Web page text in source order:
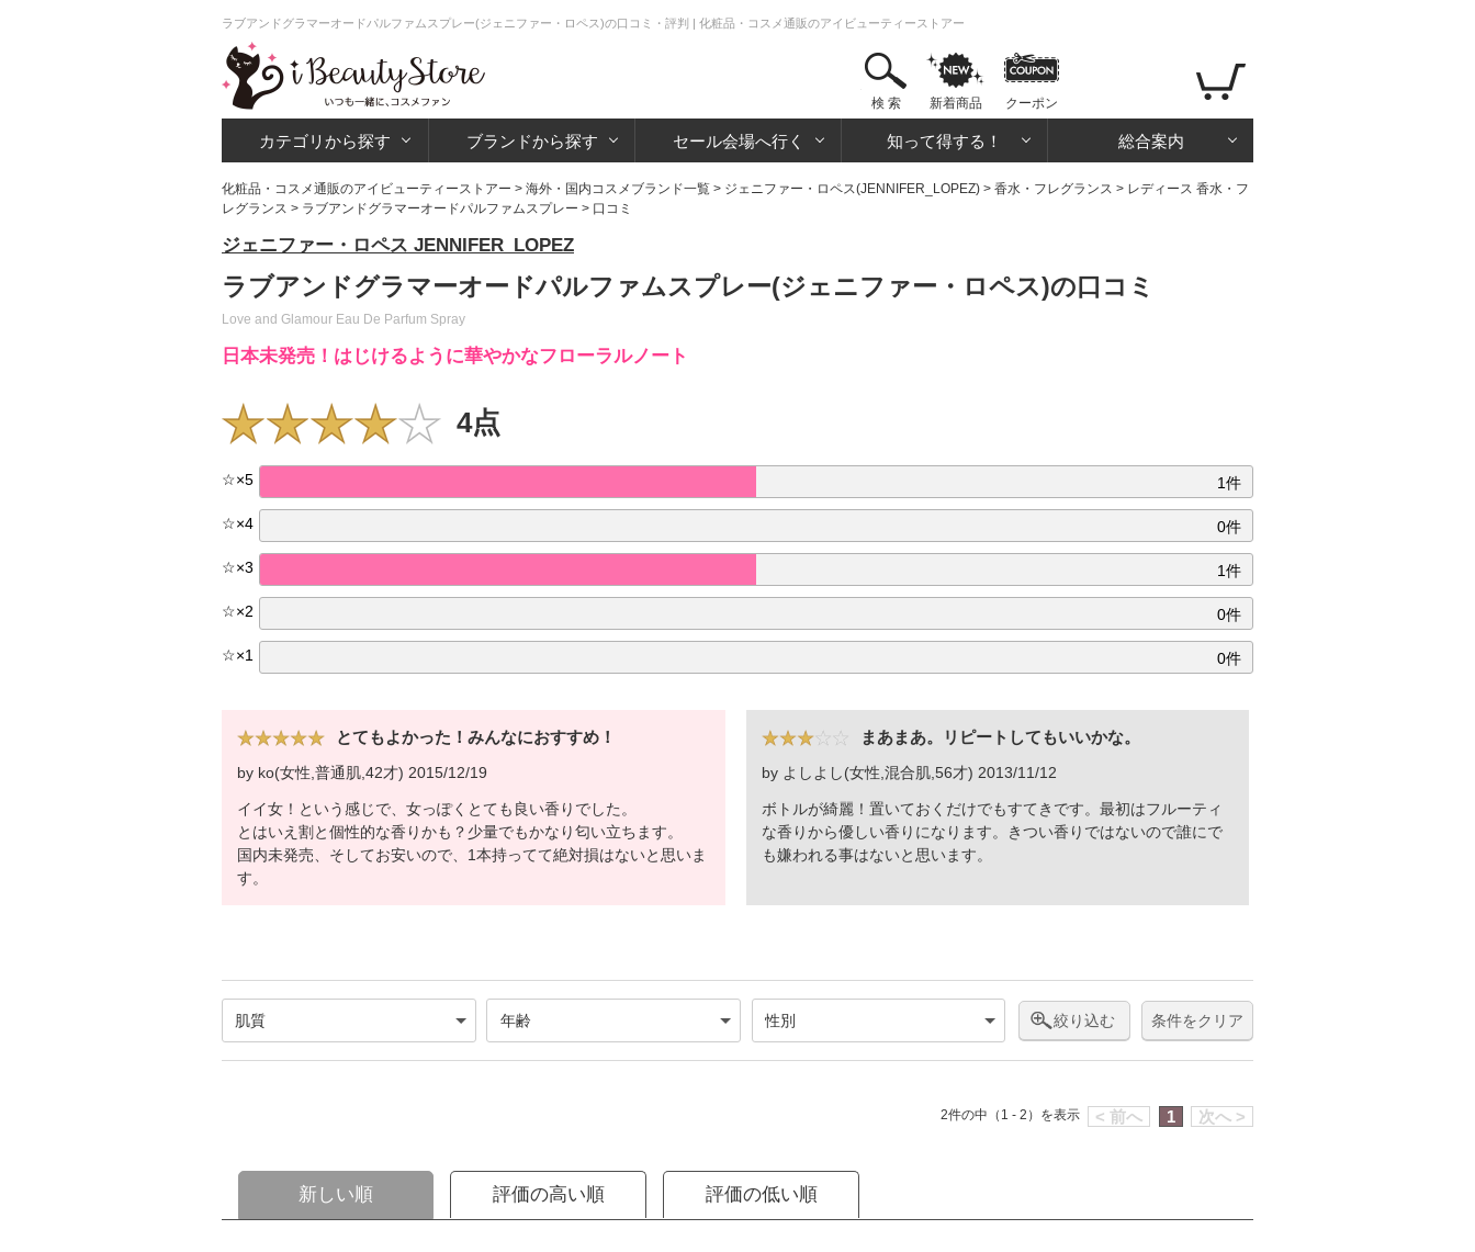
ラブアンドグラマーオードパルファムスプレー(ジェニファー・ロペス)の口コミ・評判 | 化粧品・コスメ通販のアイビューティーストアー
検 索 新着商品 クーポン
カテゴリから探す ブランドから探す セール会場へ行く 知って得する！ 総合案内
化粧品・コスメ通販のアイビューティーストアー > 海外・国内コスメブランド一覧 > ジェニファー・ロペス(JENNIFER_LOPEZ) > 香水・フレグランス > レディース 香水・フ
レグランス > ラブアンドグラマーオードパルファムスプレー > 口コミ
ジェニファー・ロペス JENNIFER_LOPEZ
ラブアンドグラマーオードパルファムスプレー(ジェニファー・ロペス)の口コミ
Love and Glamour Eau De Parfum Spray
日本未発売！はじけるように華やかなフローラルノート
4点
☆×5 1件
☆×4 0件
☆×3 1件
☆×2 0件
☆×1 0件
とてもよかった！みんなにおすすめ！
by ko(女性,普通肌,42才) 2015/12/19
イイ女！という感じで、女っぽくとても良い香りでした。
とはいえ割と個性的な香りかも？少量でもかなり匂い立ちます。
国内未発売、そしてお安いので、1本持ってて絶対損はないと思いま
す。
まあまあ。リピートしてもいいかな。
by よしよし(女性,混合肌,56才) 2013/11/12
ボトルが綺麗！置いておくだけでもすてきです。最初はフルーティ
な香りから優しい香りになります。きつい香りではないので誰にで
も嫌われる事はないと思います。
絞り込む 条件をクリア
< 前へ 1 次へ >
2件の中（1 - 2）を表示
新しい順 評価の高い順 評価の低い順